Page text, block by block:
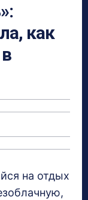
как
на отдых